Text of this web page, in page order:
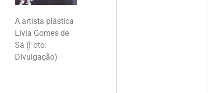
A artista plástica
Lívia Gomes de
Sá (Foto:
Divulgação)